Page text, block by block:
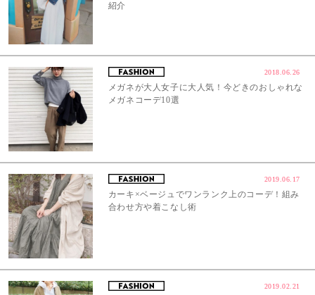
紹介
2018.06.26
メガネが大人女子に大人気！今どきのおしゃれな
メガネコーデ10選
2019.06.17
カーキ×ベージュでワンランク上のコーデ！組み
合わせ方や着こなし術
2019.02.21